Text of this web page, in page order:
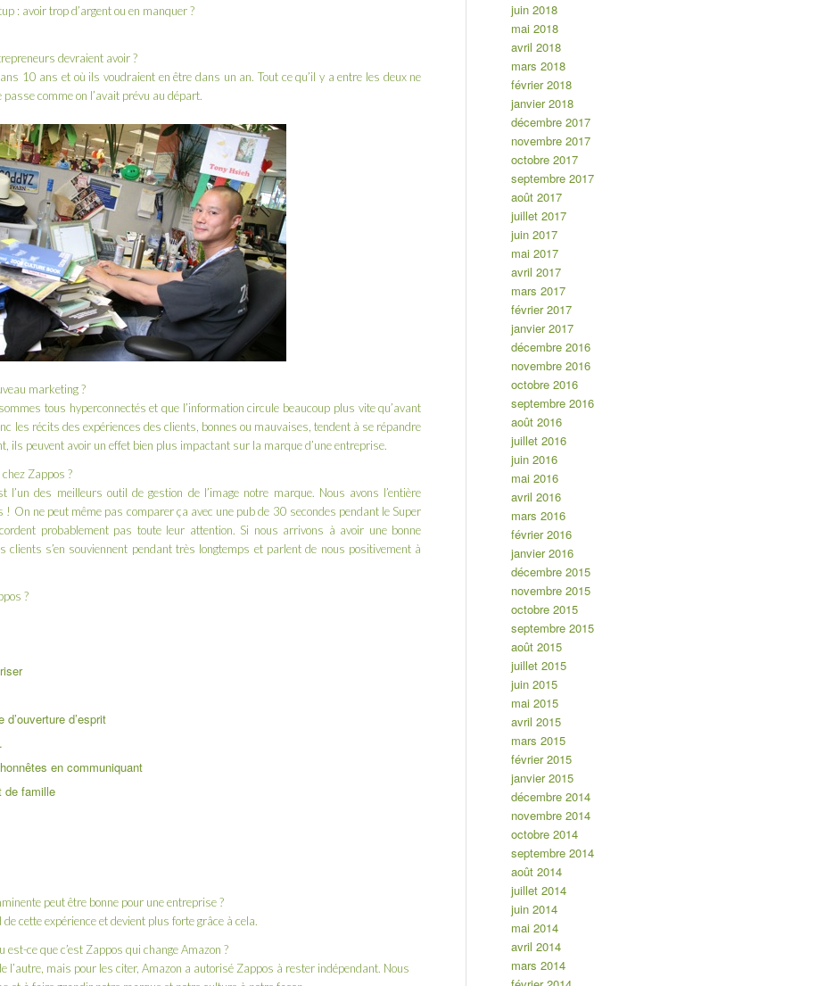
: avoir trop d’argent ou en manquer ?
devraient avoir ?
10 ans et où ils voudraient en être dans un an. Tout ce qu’il y a entre les deux ne
comme on l’avait prévu au départ.
marketing ?
tous hyperconnectés et que l’information circule beaucoup plus vite qu’avant
les récits des expériences des clients, bonnes ou mauvaises, tendent à se répandre
ils peuvent avoir un effet bien plus impactant sur la marque d’une entreprise.
Zappos ?
l’un des meilleurs outil de gestion de l’image notre marque. Nous avons l’entière
On ne peut même pas comparer ça avec une pub de 30 secondes pendant le Super
probablement pas toute leur attention. Si nous arrivons à avoir une bonne
clients s’en souviennent pendant très longtemps et parlent de nous positivement à
?
d’esprit
en communiquant
de famille
peut être bonne pour une entreprise ?
cette expérience et devient plus forte grâce à cela.
est-ce que c’est Zappos qui change Amazon ?
l’autre, mais pour les citer, Amazon a autorisé Zappos à rester indépendant. Nous
juin 2018
mai 2018
avril 2018
mars 2018
février 2018
janvier 2018
décembre 2017
novembre 2017
octobre 2017
septembre 2017
août 2017
juillet 2017
juin 2017
mai 2017
avril 2017
mars 2017
février 2017
janvier 2017
décembre 2016
novembre 2016
octobre 2016
septembre 2016
août 2016
juillet 2016
juin 2016
mai 2016
avril 2016
mars 2016
février 2016
janvier 2016
décembre 2015
novembre 2015
octobre 2015
septembre 2015
août 2015
juillet 2015
juin 2015
mai 2015
avril 2015
mars 2015
février 2015
janvier 2015
décembre 2014
novembre 2014
octobre 2014
septembre 2014
août 2014
juillet 2014
juin 2014
mai 2014
avril 2014
mars 2014